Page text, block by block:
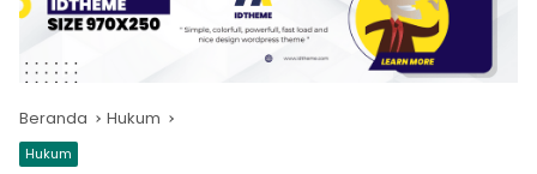
Beranda Hukum
Hukum